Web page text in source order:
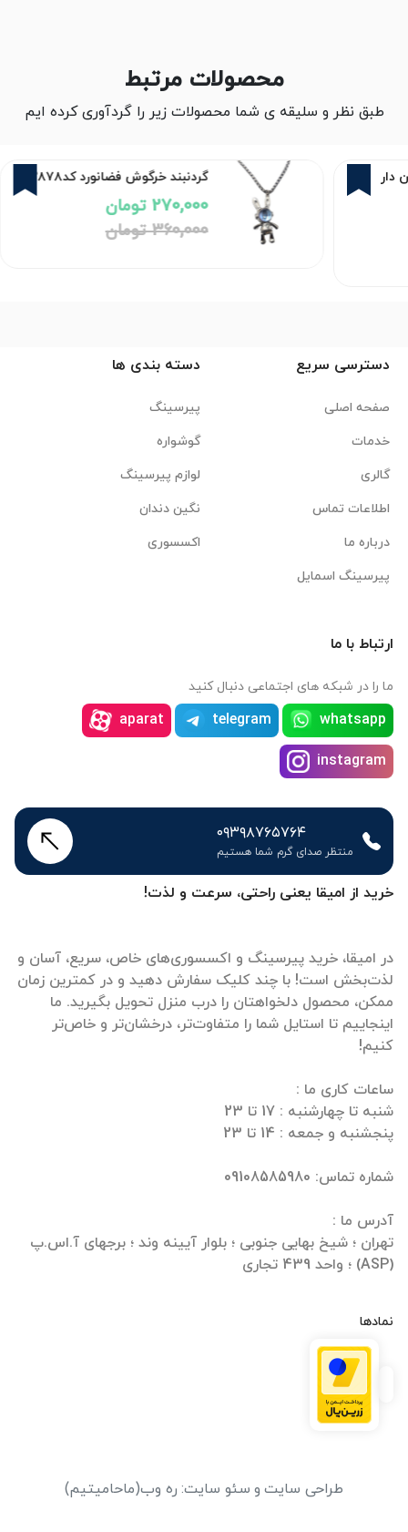
محصولات مرتبط
طبق نظر و سلیقه ی شما محصولات زیر را گردآوری کرده ایم
دار گردنبند خرگوش فضانورد کد۲۸۷۸
270,000 تومان
360,000 تومان
خرید از امیقا یعنی راحتی، سرعت و لذت!
در امیقا، خرید پیرسینگ و اکسسوری‌های خاص، سریع، آسان و
لذت‌بخش است! با چند کلیک سفارش دهید و در کمترین زمان
ممکن، محصول دلخواهتان را درب منزل تحویل بگیرید. ما
اینجاییم تا استایل شما را متفاوت‌تر، درخشان‌تر و خاص‌تر
تهران ؛ شیخ بهایی جنوبی ؛ بلوار آیینه وند ؛ برجهای آ.اس.پ
(ASP) ؛ واحد 439 تجاری
نمادها
دسترسی سریع
صفحه اصلی
خدمات
گالری
اطلاعات تماس
درباره ما
پیرسینگ اسمایل
دسته بندی ها
پیرسینگ
گوشواره
لوازم پیرسینگ
نگین دندان
اکسسوری
ارتباط با ما
ما را در شبکه های اجتماعی دنبال کنید
whatsapp
telegram
aparat
instagram
۰۹۳۹۸۷۶۵۷۶۴
منتظر صدای گرم شما هستیم
طراحی سایت و سئو سایت: ره وب(ماحامیتیم)